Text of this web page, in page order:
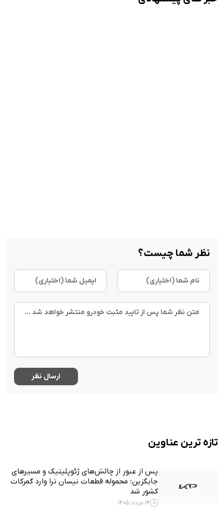
نظر شما چیست؟
تازه ترین عناوین
پس از عبور از چالش‌های ژئوپلیتیک و مسیرهای
جایگزین؛ محموله قطعات نیسان ترا وارد گمرکات
کشور شد
14 مرداد 1405